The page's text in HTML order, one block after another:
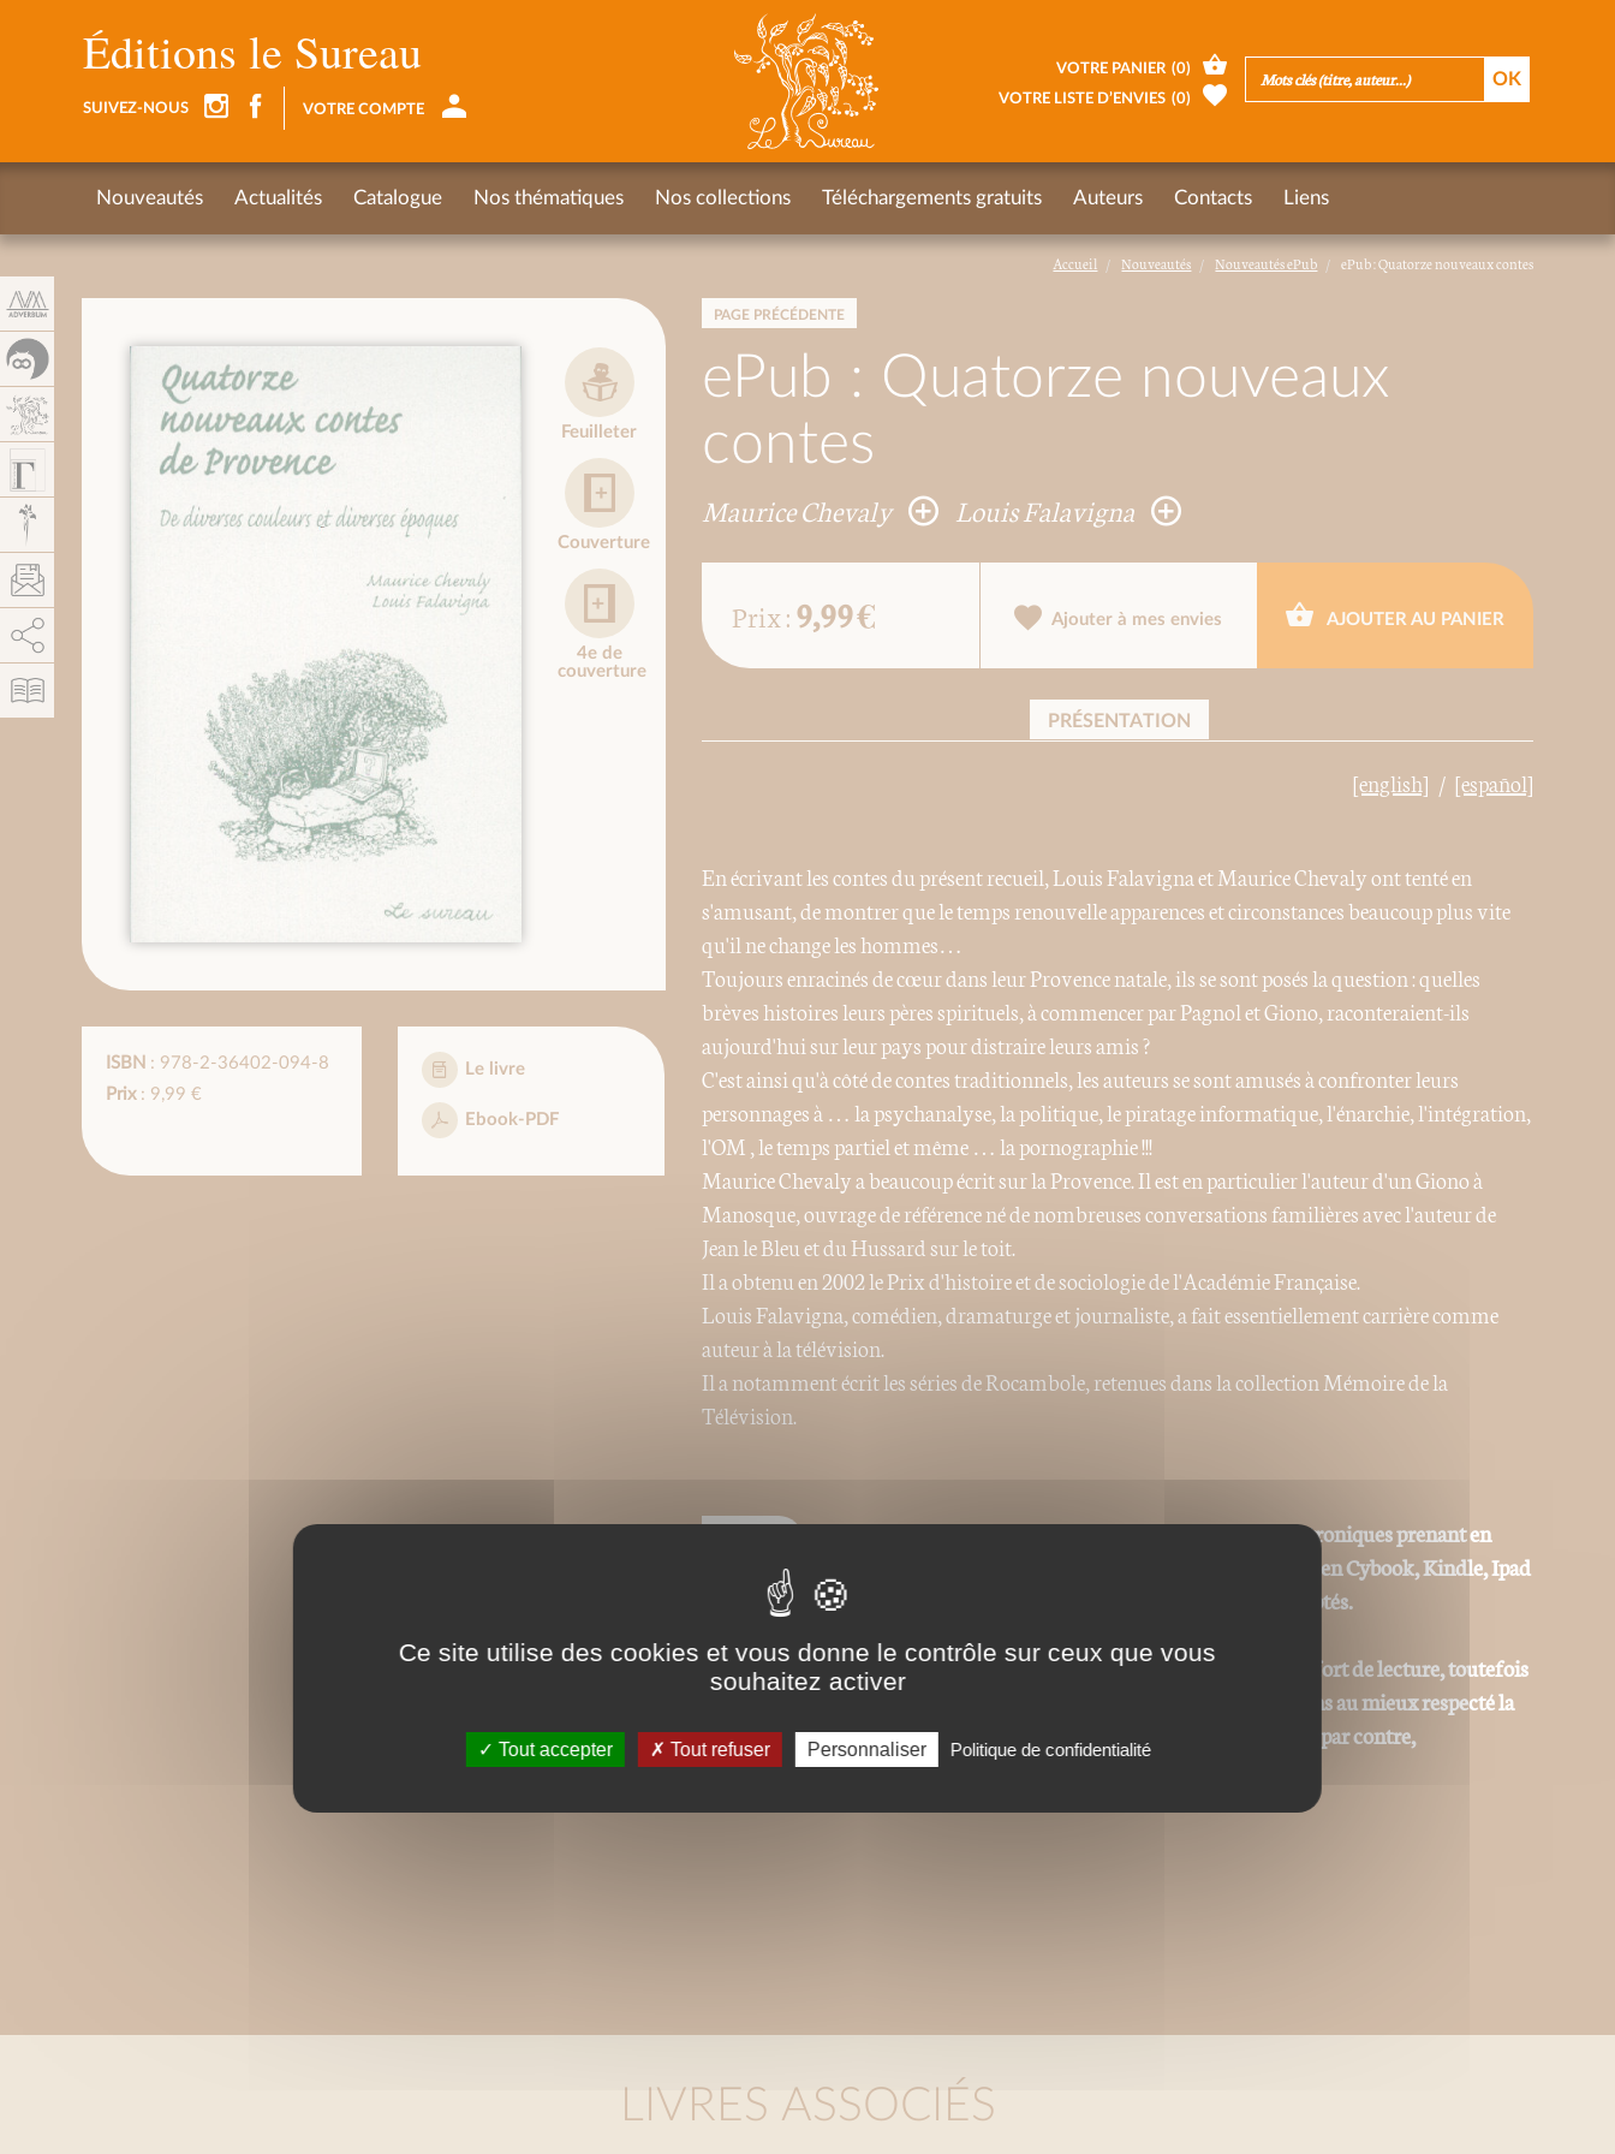
Accueil Nouveautés Nouveautés ePub ePub : Quatorze nouveaux contes
PAGE PRÉCÉDENTE
ePub : Quatorze nouveaux
contes
Maurice Chevaly Louis Falavigna
Feuilleter
Couverture
4e de
couverture
ISBN : 978-2-36402-094-8
Prix: 9,99 €
Le livre
Ebook-PDF
Prix :9,99 € Ajouter à mes envies AJOUTER AU PANIER
PRÉSENTATION
[english] [español]
En écrivant les contes du présent recueil, Louis Falavigna et Maurice Chevaly ont tenté en
s'amusant, de montrer que le temps renouvelle apparences et circonstances beaucoup plus vite
qu'il ne change les hommes…
Toujours enracinés de cœur dans leur Provence natale, ils se sont posés la question : quelles
brèves histoires leurs pères spirituels, à commencer par Pagnol et Giono, raconteraient-ils
aujourd'hui sur leur pays pour distraire leurs amis ?
C'est ainsi qu'à côté de contes traditionnels, les auteurs se sont amusés à confronter leurs
personnages à … la psychanalyse, la politique, le piratage informatique, l'énarchie, l'intégration,
l'OM , le temps partiel et même … la pornographie !!!
Maurice Chevaly a beaucoup écrit sur la Provence. Il est en particulier l'auteur d'un Giono à
Manosque, ouvrage de référence né de nombreuses conversations familières avec l'auteur de
Jean le Bleu et du Hussard sur le toit.
Il a obtenu en 2002 le Prix d'histoire et de sociologie de l'Académie Française.
Louis Falavigna, comédien, dramaturge et journaliste, a fait essentiellement carrière comme
auteur à la télévision.
Il a notamment écrit les séries de Rocambole, retenues dans la collection Mémoire de la
Télévision.
Nos ePubs sont des versions adaptées aux liseuses électroniques prenant en
charge le format ePub de type Sony Reader, Kobo, Booken Cybook, Kindle, Ipad
ou Iphone (avec l'appli iBooks) ou autres "ereaders" adaptés.
Ces ePubs sont alors revus et optimisés pour permettre le meilleur confort de lecture, toutefois
la mise en page n'est donc pas strictement identique même si nous avons au mieux respecté la
charte graphique initiale. Les contenus textes et iconographiques sont, par contre,
intégralement reproduits dans ce format.
LIVRES ASSOCIÉS
Éditions le Sureau
SUIVEZ-NOUS VOTRE COMPTE
VOTRE PANIER (0)
VOTRE LISTE D’ENVIES (0)
Nouveautés Actualités Catalogue Nos thématiques Nos collections Téléchargements gratuits Auteurs Contacts Liens
Ce site utilise des cookies et vous donne le contrôle sur ceux que vous
souhaitez activer
Tout accepter Tout refuser Personnaliser Politique de confidentialité